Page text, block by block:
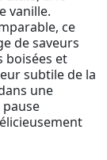
vanille.
ce
de saveurs
boisées et
subtile de la
une